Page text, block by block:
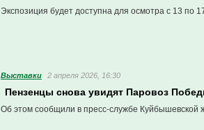
Экспозиция будет доступна для осмотра с 13 по
Выставки 2 апреля 2026, 16:30
Пензенцы снова увидят Паровоз
Об этом сообщили в пресс-службе Куйбышевской